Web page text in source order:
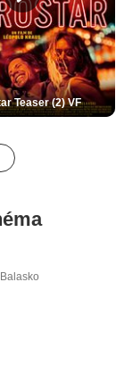
Teaser (2) VF